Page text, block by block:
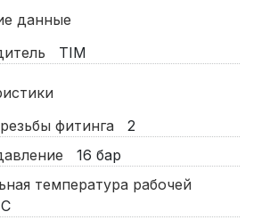
данные
TIM
фитинга
2
16 бар
температура рабочей
С